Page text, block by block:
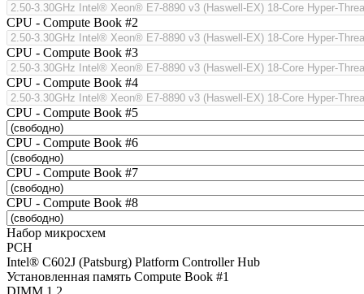
CPU - Compute Book #2
CPU - Compute Book #3
CPU - Compute Book #4
CPU - Compute Book #5
CPU - Compute Book #6
CPU - Compute Book #7
CPU - Compute Book #8
Набор микросхем
PCH
Intel® C602J (Patsburg) Platform Controller Hub
Установленная память Compute Book #1
DIMM 1,2